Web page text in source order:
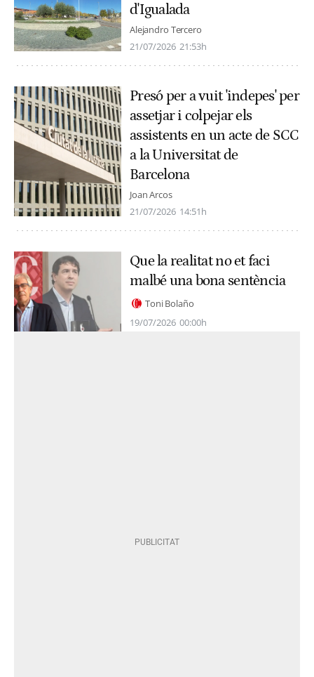
d'Igualada
Alejandro Tercero
21/07/2026 21:53h
Presó per a vuit 'indepes' per
assetjar i colpejar els
assistents en un acte de SCC
a la Universitat de
Barcelona
Joan Arcos
21/07/2026 14:51h
Que la realitat no et faci
malbé una bona sentència
Toni Bolaño
19/07/2026 00:00h